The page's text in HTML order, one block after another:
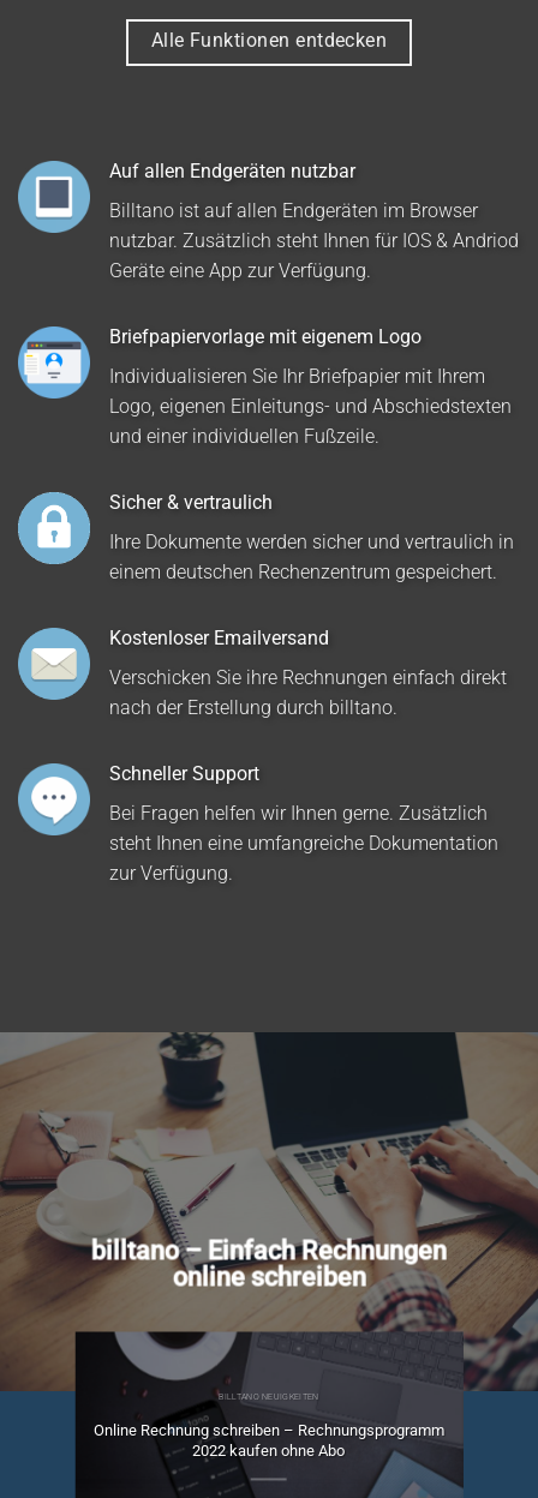
Alle Funktionen entdecken
Auf allen Endgeräten nutzbar
Billtano ist auf allen Endgeräten im Browser
nutzbar. Zusätzlich steht Ihnen für IOS & Andriod
Geräte eine App zur Verfügung.
Briefpapiervorlage mit eigenem Logo
Individualisieren Sie Ihr Briefpapier mit Ihrem
Logo, eigenen Einleitungs- und Abschiedstexten
und einer individuellen Fußzeile.
Sicher & vertraulich
Ihre Dokumente werden sicher und vertraulich in
einem deutschen Rechenzentrum gespeichert.
Kostenloser Emailversand
Verschicken Sie ihre Rechnungen einfach direkt
nach der Erstellung durch billtano.
Schneller Support
Bei Fragen helfen wir Ihnen gerne. Zusätzlich
steht Ihnen eine umfangreiche Dokumentation
zur Verfügung.
billtano – Einfach Rechnungen
online schreiben
BILLTANO NEUIGKEITEN
Online Rechnung schreiben – Rechnungsprogramm
2022 kaufen ohne Abo